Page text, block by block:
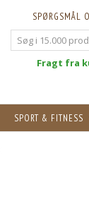
SPØRGSMÅL
Fragt fra
SPORT & FITNESS